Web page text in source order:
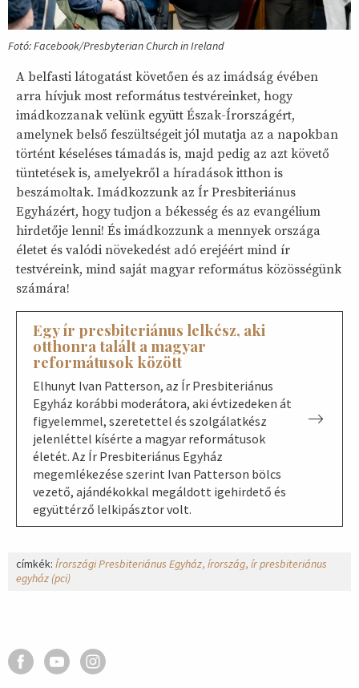
Fotó: Facebook/Presbyterian Church in Ireland
A belfasti látogatást követően és az imádság évében
arra hívjuk most református testvéreinket, hogy
imádkozzanak velünk együtt Észak-Írországért,
amelynek belső feszültségeit jól mutatja az a napokban
történt késeléses támadás is, majd pedig az azt követő
tüntetések is, amelyekről a híradások itthon is
beszámoltak. Imádkozzunk az Ír Presbiteriánus
Egyházért, hogy tudjon a békesség és az evangélium
hirdetője lenni! És imádkozzunk a mennyek országa
életet és valódi növekedést adó erejéért mind ír
testvéreink, mind saját magyar református közösségünk
számára!
Egy ír presbiteriánus lelkész, aki
otthonra talált a magyar
reformátusok között
Elhunyt Ivan Patterson, az Ír Presbiteriánus
Egyház korábbi moderátora, aki évtizedeken át
figyelemmel, szeretettel és szolgálatkész
jelenléttel kísérte a magyar reformátusok
életét. Az Ír Presbiteriánus Egyház
megemlékezése szerint Ivan Patterson bölcs
vezető, ajándékokkal megáldott igehirdető és
együttérző lelkipásztor volt.
címkék: Írországi Presbiteriánus Egyház írország ír presbiteriánus
egyház (pci)